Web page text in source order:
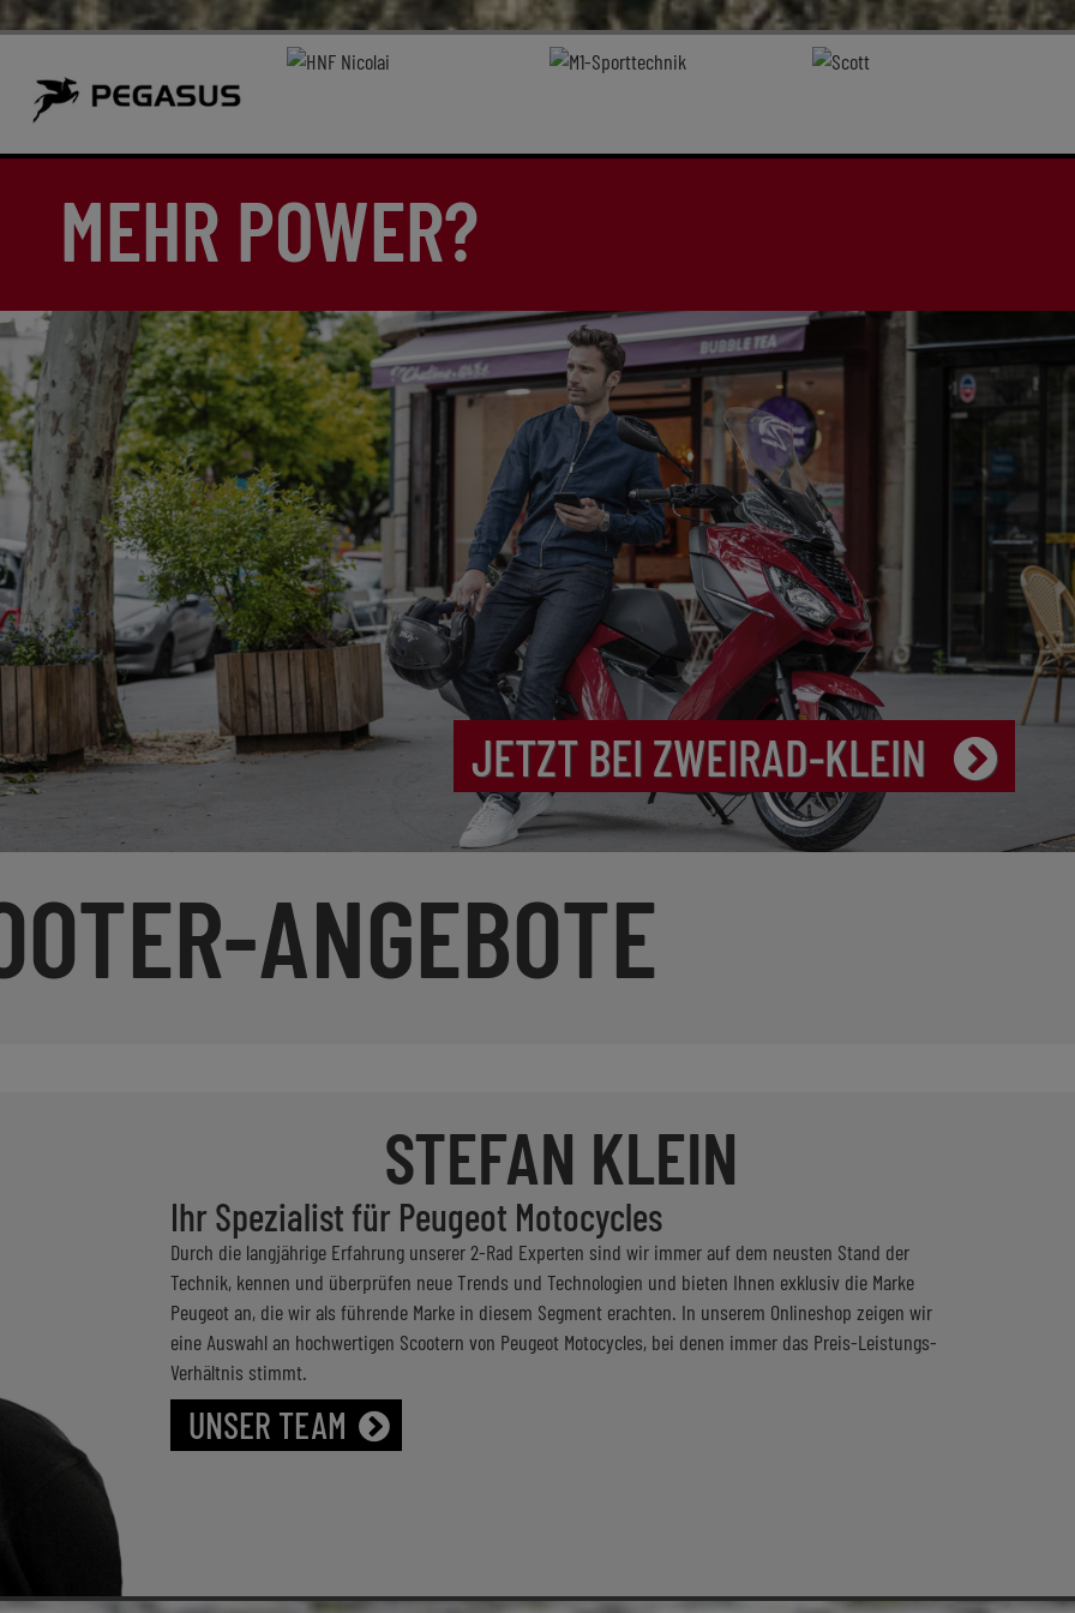
MEHR POWER?
JETZT BEI ZWEIRAD-KLEIN
ANGEBOTE
STEFAN KLEIN
Ihr Spezialist für Peugeot Motocycles
Durch die langjährige Erfahrung unserer 2-Rad Experten sind wir immer auf dem neusten Stand der
Technik, kennen und überprüfen neue Trends und Technologien und bieten Ihnen exklusiv die Marke
Peugeot an, die wir als führende Marke in diesem Segment erachten. In unserem Onlineshop zeigen wir
eine Auswahl an hochwertigen Scootern von Peugeot Motocycles, bei denen immer das Preis-Leistungs-
Verhältnis stimmt.
UNSER TEAM